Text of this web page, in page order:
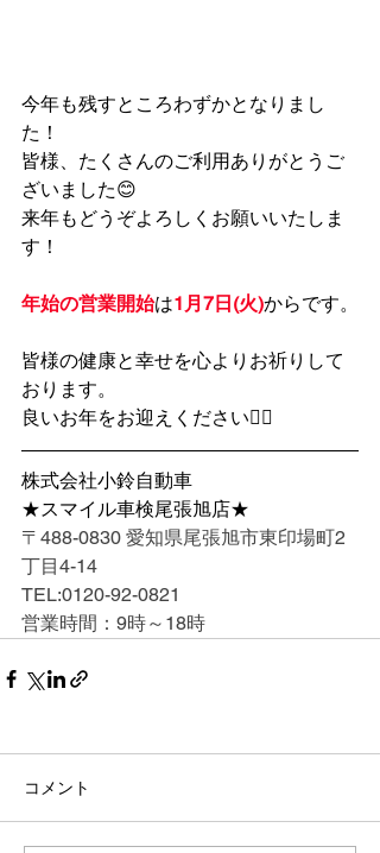
今年も残すところわずかとなりまし
た！
皆様、たくさんのご利用ありがとうご
ざいました😊
来年もどうぞよろしくお願いいたしま
す！
年始の営業開始は1月7日(火)からです。
皆様の健康と幸せを心よりお祈りして
おります。
良いお年をお迎えください🙇‍♀️
株式会社小鈴自動車
★スマイル車検尾張旭店★
〒488-0830 愛知県尾張旭市東印場町2
丁目4-14
TEL:0120-92-0821
営業時間：9時～18時
コメント